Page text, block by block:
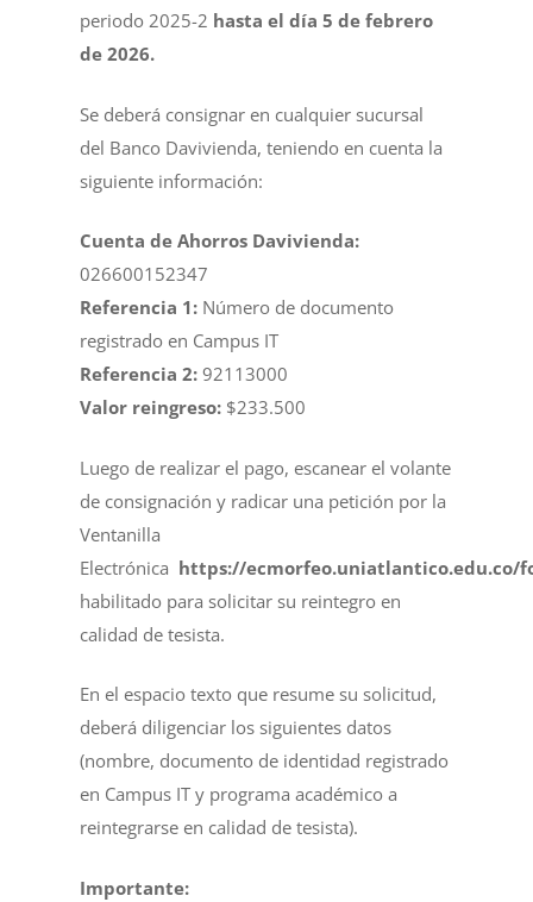
periodo 2025-2 hasta el día 5 de febrero
de 2026.
Se deberá consignar en cualquier sucursal
del Banco Davivienda, teniendo en cuenta la
siguiente información:
Cuenta de Ahorros Davivienda:
026600152347
Referencia 1: Número de documento
registrado en Campus IT
Referencia 2:92113000
Valor reingreso: $233.500
Luego de realizar el pago, escanear el volante
de consignación y radicar una petición por la
Ventanilla
Electrónica https://ecmorfeo.uniatlantico.edu.co/
habilitado para solicitar su reintegro en
calidad de tesista.
En el espacio texto que resume su solicitud,
deberá diligenciar los siguientes datos
(nombre, documento de identidad registrado
en Campus IT y programa académico a
reintegrarse en calidad de tesista).
Importante: